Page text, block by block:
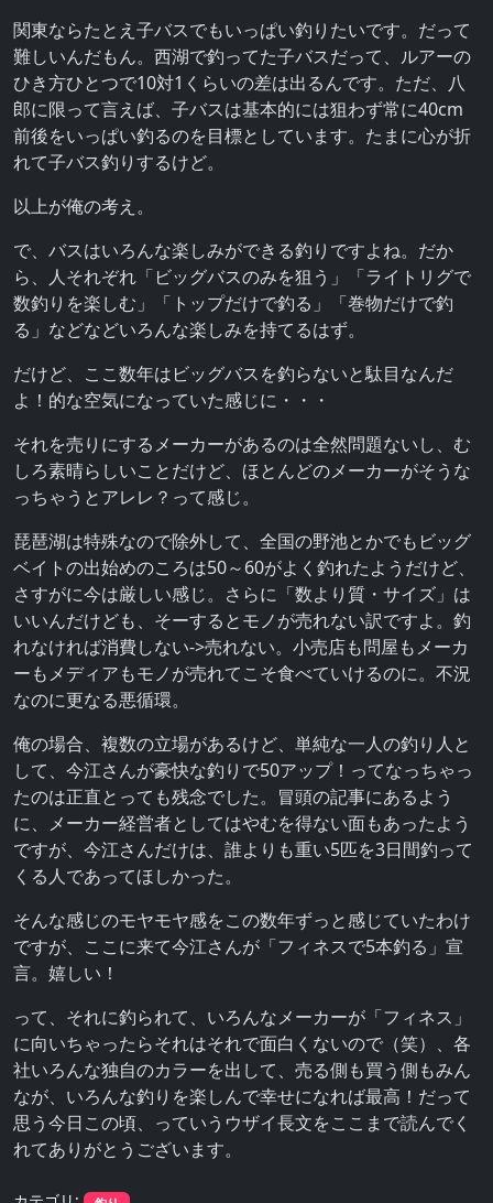
関東ならたとえ子バスでもいっぱい釣りたいです。だって
難しいんだもん。西湖で釣ってた子バスだって、ルアーの
ひき方ひとつで10対1くらいの差は出るんです。ただ、八
郎に限って言えば、子バスは基本的には狙わず常に40cm
前後をいっぱい釣るのを目標としています。たまに心が折
れて子バス釣りするけど。
以上が俺の考え。
で、バスはいろんな楽しみができる釣りですよね。だか
ら、人それぞれ「ビッグバスのみを狙う」「ライトリグで
数釣りを楽しむ」「トップだけで釣る」「巻物だけで釣
る」などなどいろんな楽しみを持てるはず。
だけど、ここ数年はビッグバスを釣らないと駄目なんだ
よ！的な空気になっていた感じに・・・
それを売りにするメーカーがあるのは全然問題ないし、む
しろ素晴らしいことだけど、ほとんどのメーカーがそうな
っちゃうとアレレ？って感じ。
琵琶湖は特殊なので除外して、全国の野池とかでもビッグ
ベイトの出始めのころは50～60がよく釣れたようだけど、
さすがに今は厳しい感じ。さらに「数より質・サイズ」は
いいんだけども、そーするとモノが売れない訳ですよ。釣
れなければ消費しない->売れない。小売店も問屋もメーカ
ーもメディアもモノが売れてこそ食べていけるのに。不況
なのに更なる悪循環。
俺の場合、複数の立場があるけど、単純な一人の釣り人と
して、今江さんが豪快な釣りで50アップ！ってなっちゃっ
たのは正直とっても残念でした。冒頭の記事にあるよう
に、メーカー経営者としてはやむを得ない面もあったよう
ですが、今江さんだけは、誰よりも重い5匹を3日間釣って
くる人であってほしかった。
そんな感じのモヤモヤ感をこの数年ずっと感じていたわけ
ですが、ここに来て今江さんが「フィネスで5本釣る」宣
言。嬉しい！
って、それに釣られて、いろんなメーカーが「フィネス」
に向いちゃったらそれはそれで面白くないので（笑）、各
社いろんな独自のカラーを出して、売る側も買う側もみん
なが、いろんな釣りを楽しんで幸せになれば最高！だって
思う今日この頃、っていうウザイ長文をここまで読んでく
れてありがとうございます。